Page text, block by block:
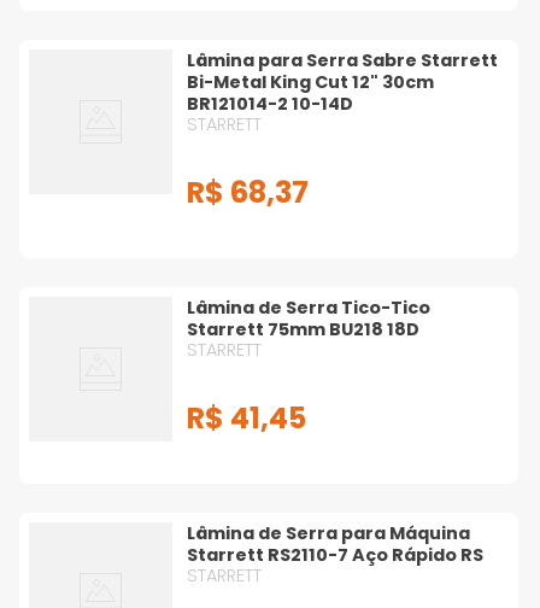
Lâmina para Serra Sabre Starrett
Bi-Metal King Cut 12" 30cm
BR121014-2 10-14D
STARRETT
R$ 68,37
Lâmina de Serra Tico-Tico
Starrett 75mm BU218 18D
STARRETT
R$ 41,45
Lâmina de Serra para Máquina
Starrett RS2110-7 Aço Rápido RS
STARRETT